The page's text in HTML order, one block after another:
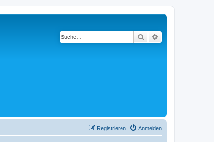
Suche
Anmelden
Registrieren